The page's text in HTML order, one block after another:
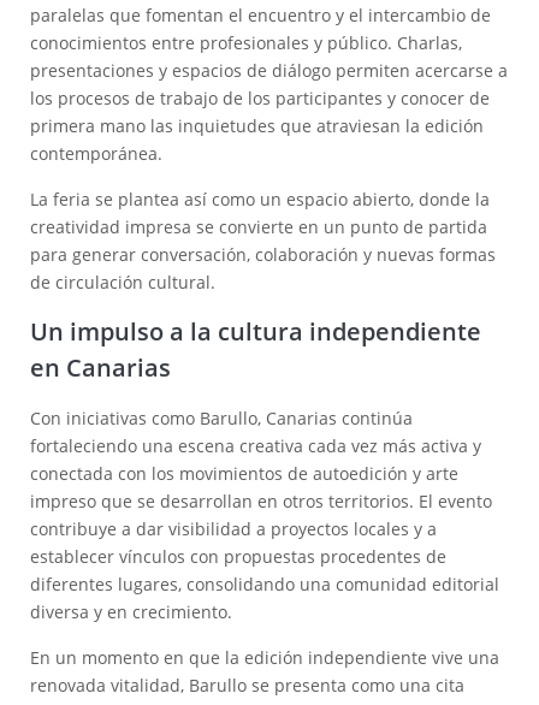
paralelas que fomentan el encuentro y el intercambio de
conocimientos entre profesionales y público. Charlas,
presentaciones y espacios de diálogo permiten acercarse a
los procesos de trabajo de los participantes y conocer de
primera mano las inquietudes que atraviesan la edición
contemporánea.
La feria se plantea así como un espacio abierto, donde la
creatividad impresa se convierte en un punto de partida
para generar conversación, colaboración y nuevas formas
de circulación cultural.
Un impulso a la cultura independiente
en Canarias
Con iniciativas como Barullo, Canarias continúa
fortaleciendo una escena creativa cada vez más activa y
conectada con los movimientos de autoedición y arte
impreso que se desarrollan en otros territorios. El evento
contribuye a dar visibilidad a proyectos locales y a
establecer vínculos con propuestas procedentes de
diferentes lugares, consolidando una comunidad editorial
diversa y en crecimiento.
En un momento en que la edición independiente vive una
renovada vitalidad, Barullo se presenta como una cita